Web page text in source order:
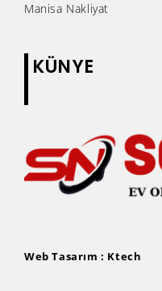
Manisa Nakliyat
KÜNYE
Web Tasarım : Ktech